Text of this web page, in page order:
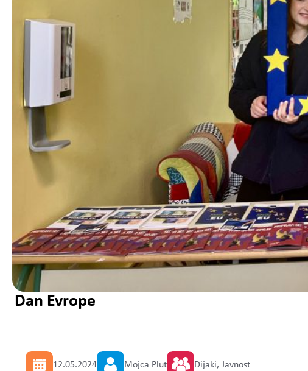
Dan Evrope
12.05.2024 Mojca Plut Dijaki, Javnost